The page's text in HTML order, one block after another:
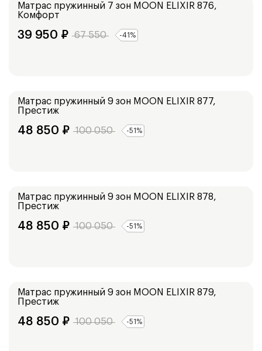
Матрас пружинный 7 зон MOON ELIXIR 876,
Комфорт
39 950 ₽ 67 550 -41 %
Матрас пружинный 9 зон MOON ELIXIR 877,
Престиж
48 850 ₽ 100 050 -51 %
Матрас пружинный 9 зон MOON ELIXIR 878,
Престиж
48 850 ₽ 100 050 -51 %
Матрас пружинный 9 зон MOON ELIXIR 879,
Престиж
48 850 ₽ 100 050 -51 %